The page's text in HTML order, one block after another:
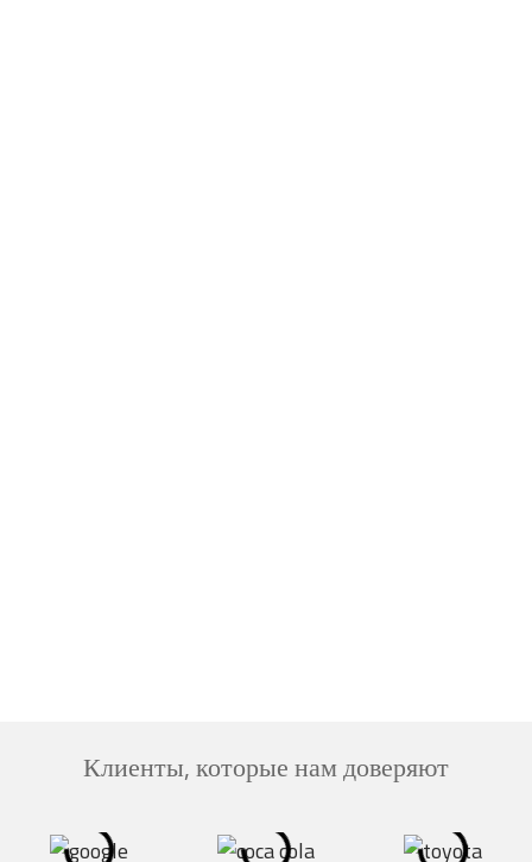
Клиенты, которые нам доверяют